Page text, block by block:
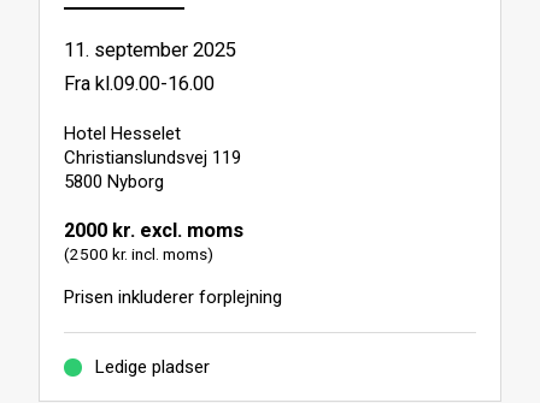
11. september 2025
Fra kl.09.00-16.00
Hotel Hesselet
Christianslundsvej 119
5800 Nyborg
2000 kr. excl. moms
(2500 kr. incl. moms)
Prisen inkluderer forplejning
Ledige pladser